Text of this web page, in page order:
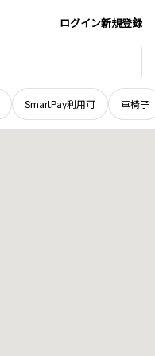
ログイン新規登録
SmartPay利用可 車椅子